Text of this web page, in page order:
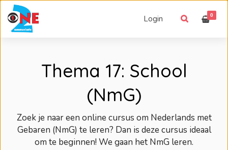
Login 0
Thema 17: School
(NmG)
Zoek je naar een online cursus om Nederlands met
Gebaren (NmG) te leren? Dan is deze cursus ideaal
om te beginnen! We gaan het NmG leren.